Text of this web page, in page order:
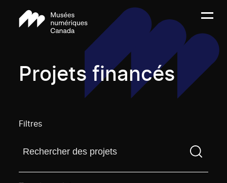
Projets financés
Filtres
Trouvez un projetVous devez saisir un terme de